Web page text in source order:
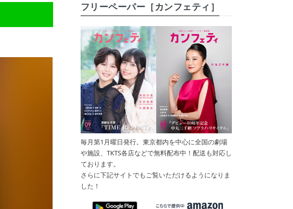
フリーペーパー［カンフェティ］
毎月第1月曜日発行。東京都内を中心に全国の劇場
や施設、TKTS各店などで無料配布中！配送も対応し
ております。
さらに下記サイトでもご覧いただけるようになりま
した！